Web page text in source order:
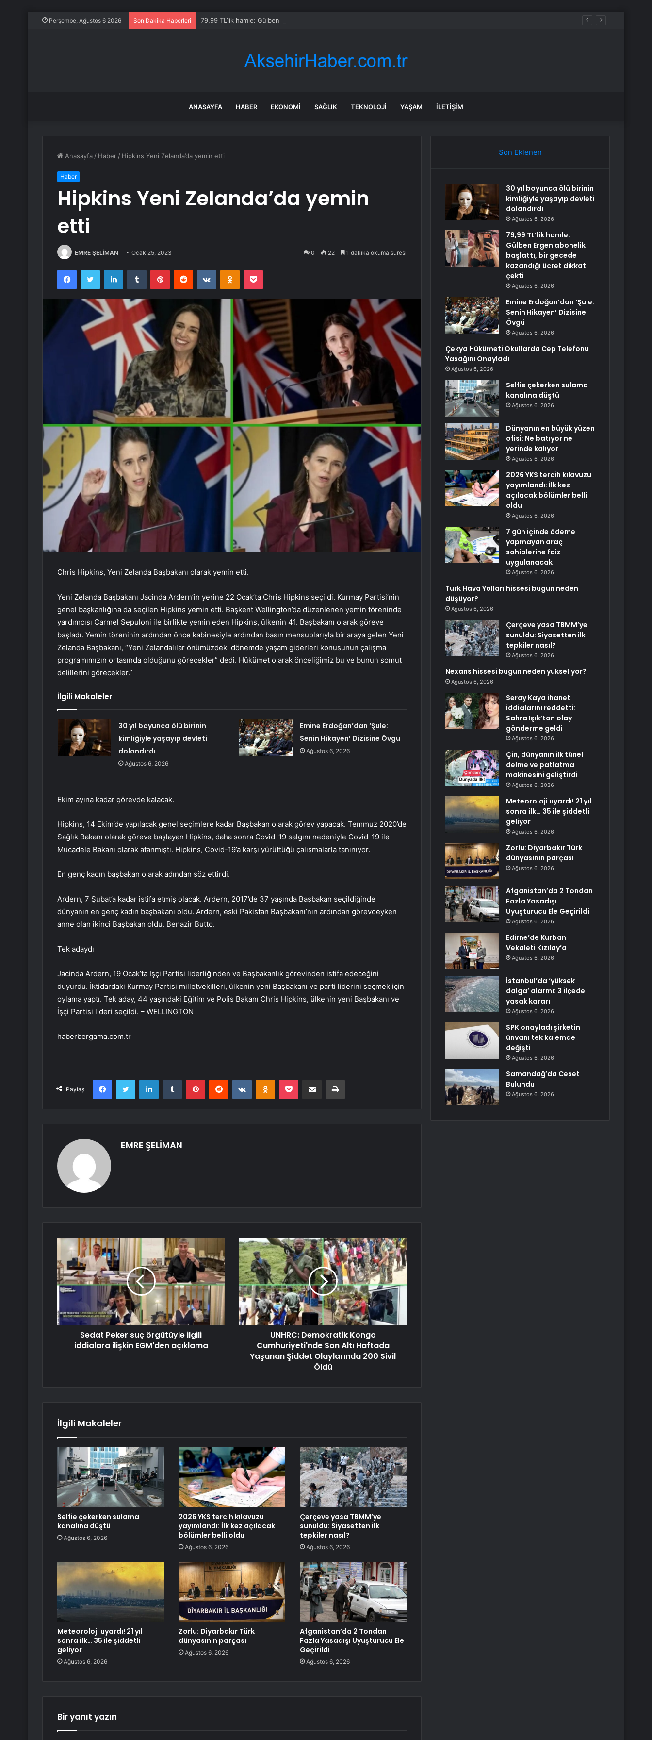
Perşembe, Ağustos 6 2026 Son Dakika Haberleri 79,99 TL’lik hamle: Gülben Ergen abonelik başlattı, bir gecede kazandığı ücret dikkat çekti
ANASAYFA HABER EKONOMI SAĞLIK TEKNOLOJI YAŞAM İLETIŞIM
Anasayfa / Haber / Hipkins Yeni Zelanda’da yemin etti
Haber
Hipkins Yeni Zelanda’da yemin
etti
EMRE ŞELİMAN Ocak 25, 2023 0 22 1 dakika okuma süresi
FacebookTwitter LinkedInTumblr PinterestReddit VKontakteOdnoklassniki
Pocket
Chris Hipkins, Yeni Zelanda Başbakanı olarak yemin etti.
Yeni Zelanda Başbakanı Jacinda Ardern’in yerine 22 Ocak’ta Chris Hipkins seçildi. Kurmay Partisi’nin
genel başkanlığına da seçilen Hipkins yemin etti. Başkent Wellington’da düzenlenen yemin töreninde
yardımcısı Carmel Sepuloni ile birlikte yemin eden Hipkins, ülkenin 41. Başbakanı olarak göreve
başladı. Yemin töreninin ardından önce kabinesiyle ardından basın mensuplarıyla bir araya gelen Yeni
Zelanda Başbakanı, “Yeni Zelandalılar önümüzdeki dönemde yaşam giderleri konusunun çalışma
programımızın ortasında olduğunu görecekler” dedi. Hükümet olarak önceliğimiz bu ve bunun somut
delillerini görecekler.”
İlgili Makaleler
30 yıl boyunca ölü birinin
kimliğiyle yaşayıp devleti
dolandırdı
Ağustos 6, 2026
Emine Erdoğan’dan ‘Şule:
Senin Hikayen’ Dizisine Övgü
Ağustos 6, 2026
Ekim ayına kadar görevde kalacak.
Hipkins, 14 Ekim’de yapılacak genel seçimlere kadar Başbakan olarak görev yapacak. Temmuz 2020’de
Sağlık Bakanı olarak göreve başlayan Hipkins, daha sonra Covid-19 salgını nedeniyle Covid-19 ile
Mücadele Bakanı olarak atanmıştı. Hipkins, Covid-19’a karşı yürüttüğü çalışmalarla tanınıyor.
En genç kadın başbakan olarak adından söz ettirdi.
Ardern, 7 Şubat’a kadar istifa etmiş olacak. Ardern, 2017’de 37 yaşında Başbakan seçildiğinde
dünyanın en genç kadın başbakanı oldu. Ardern, eski Pakistan Başbakanı’nın ardından görevdeyken
anne olan ikinci Başbakan oldu. Benazir Butto.
Tek adaydı
Jacinda Ardern, 19 Ocak’ta İşçi Partisi liderliğinden ve Başbakanlık görevinden istifa edeceğini
duyurdu. İktidardaki Kurmay Partisi milletvekilleri, ülkenin yeni Başbakanı ve parti liderini seçmek için
oylama yaptı. Tek aday, 44 yaşındaki Eğitim ve Polis Bakanı Chris Hipkins, ülkenin yeni Başbakanı ve
İşçi Partisi lideri seçildi. – WELLINGTON
haberbergama.com.tr
Paylaş
FacebookTwitter LinkedInTumblr PinterestReddit VKontakteOdnoklassniki
Pocket E-Posta ile paylaş Yazdır
EMRE ŞELİMAN
Sedat Peker suç örgütüyle ilgili
iddialara ilişkin EGM'den açıklama
UNHRC: Demokratik Kongo
Cumhuriyeti'nde Son Altı Haftada
Yaşanan Şiddet Olaylarında 200 Sivil
Öldü
İlgili Makaleler
Selfie çekerken sulama
kanalına düştü
Ağustos 6, 2026
2026 YKS tercih kılavuzu
yayımlandı: İlk kez açılacak
bölümler belli oldu
Ağustos 6, 2026
Çerçeve yasa TBMM’ye
sunuldu: Siyasetten ilk
tepkiler nasıl?
Ağustos 6, 2026
Meteoroloji uyardı! 21 yıl
sonra ilk… 35 ile şiddetli
geliyor
Ağustos 6, 2026
Zorlu: Diyarbakır Türk
dünyasının parçası
Ağustos 6, 2026
Afganistan’da 2 Tondan
Fazla Yasadışı Uyuşturucu Ele
Geçirildi
Ağustos 6, 2026
Bir yanıt yazın
Son Eklenen
30 yıl boyunca ölü birinin
kimliğiyle yaşayıp devleti
dolandırdı
Ağustos 6, 2026
79,99 TL’lik hamle:
Gülben Ergen abonelik
başlattı, bir gecede
kazandığı ücret dikkat
çekti
Ağustos 6, 2026
Emine Erdoğan’dan ‘Şule:
Senin Hikayen’ Dizisine
Övgü
Ağustos 6, 2026
Çekya Hükümeti Okullarda Cep Telefonu
Yasağını Onayladı
Ağustos 6, 2026
Selfie çekerken sulama
kanalına düştü
Ağustos 6, 2026
Dünyanın en büyük yüzen
ofisi: Ne batıyor ne
yerinde kalıyor
Ağustos 6, 2026
2026 YKS tercih kılavuzu
yayımlandı: İlk kez
açılacak bölümler belli
oldu
Ağustos 6, 2026
7 gün içinde ödeme
yapmayan araç
sahiplerine faiz
uygulanacak
Ağustos 6, 2026
Türk Hava Yolları hissesi bugün neden
düşüyor?
Ağustos 6, 2026
Çerçeve yasa TBMM’ye
sunuldu: Siyasetten ilk
tepkiler nasıl?
Ağustos 6, 2026
Nexans hissesi bugün neden yükseliyor?
Ağustos 6, 2026
Seray Kaya ihanet
iddialarını reddetti:
Sahra Işık’tan olay
gönderme geldi
Ağustos 6, 2026
Çin, dünyanın ilk tünel
delme ve patlatma
makinesini geliştirdi
Ağustos 6, 2026
Meteoroloji uyardı! 21 yıl
sonra ilk… 35 ile şiddetli
geliyor
Ağustos 6, 2026
Zorlu: Diyarbakır Türk
dünyasının parçası
Ağustos 6, 2026
Afganistan’da 2 Tondan
Fazla Yasadışı
Uyuşturucu Ele Geçirildi
Ağustos 6, 2026
Edirne’de Kurban
Vekaleti Kızılay’a
Ağustos 6, 2026
İstanbul’da ‘yüksek
dalga’ alarmı: 3 ilçede
yasak kararı
Ağustos 6, 2026
SPK onayladı şirketin
ünvanı tek kalemde
değişti
Ağustos 6, 2026
Samandağ’da Ceset
Bulundu
Ağustos 6, 2026